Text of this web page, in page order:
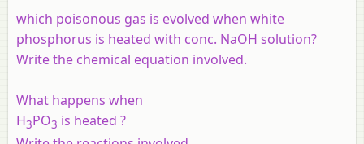
which poisonous gas is evolved when white
phosphorus is heated with conc. NaOH solution?
Write the chemical equation involved.
What happens when
H3PO3 is heated ?